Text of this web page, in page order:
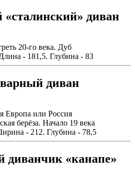
диван
20-го века. Дуб
- 181,5. Глубина - 83
диван
Европа или Россия
берёза. Начало 19 века
- 212. Глубина - 78,5
диванчик «канапе»